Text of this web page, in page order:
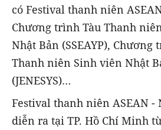
có Festival thanh niên
Chương trình Tàu Thanh
Nhật Bản (SSEAYP),
Thanh niên Sinh viên Nhật
(JENESYS)…
Festival thanh niên ASEAN -
diễn ra tại TP. Hồ Chí Minh